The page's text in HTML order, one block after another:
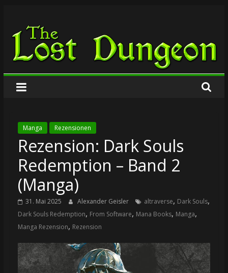
springen
The
Lost
Dungeon
Manga Rezensionen
Rezension: Dark Souls
Redemption – Band 2
(Manga)
31. Mai 2025 Alexander Geisler altraverse, Dark Souls,
Dark Souls Redemption, From Software, Mana Books, Manga,
Manga Rezension, Rezension